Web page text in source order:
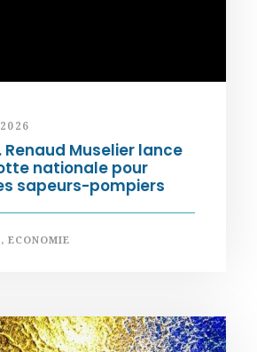
Renaud Muselier lance
nationale pour
sapeurs-pompiers
, ECONOMIE